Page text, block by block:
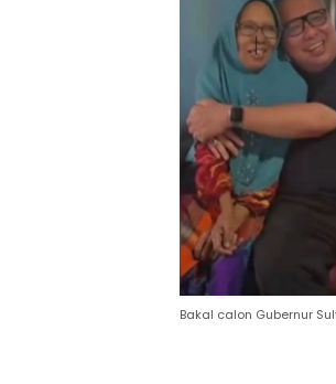
Bakal calon Gubernur